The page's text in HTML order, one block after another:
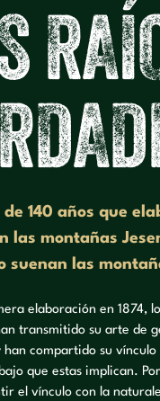
RAÍ
RDAD
de 140 años que
las montañas
suenan las
elaboración en 1874,
transmitido su arte de
compartido su vínculo
que estas implican.
el vínculo con la